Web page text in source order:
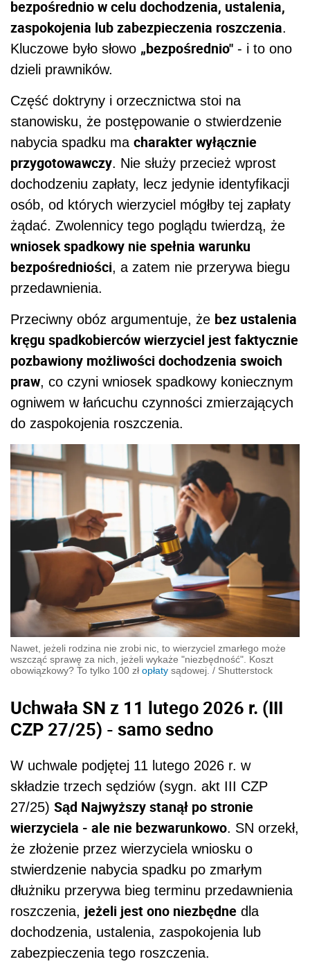
bezpośrednio w celu dochodzenia, ustalenia,
zaspokojenia lub zabezpieczenia roszczenia.
Kluczowe było słowo „bezpośrednio" - i to ono
dzieli prawników.
Część doktryny i orzecznictwa stoi na
stanowisku, że postępowanie o stwierdzenie
nabycia spadku ma charakter wyłącznie
przygotowawczy. Nie służy przecież wprost
dochodzeniu zapłaty, lecz jedynie identyfikacji
osób, od których wierzyciel mógłby tej zapłaty
żądać. Zwolennicy tego poglądu twierdzą, że
wniosek spadkowy nie spełnia warunku
bezpośredniości, a zatem nie przerywa biegu
przedawnienia.
Przeciwny obóz argumentuje, że bez ustalenia
kręgu spadkobierców wierzyciel jest faktycznie
pozbawiony możliwości dochodzenia swoich
praw, co czyni wniosek spadkowy koniecznym
ogniwem w łańcuchu czynności zmierzających
do zaspokojenia roszczenia.
Nawet, jeżeli rodzina nie zrobi nic, to wierzyciel zmarłego może
wszcząć sprawę za nich, jeżeli wykaże "niezbędność". Koszt
obowiązkowy? To tylko 100 zł opłaty sądowej. / Shutterstock
Uchwała SN z 11 lutego 2026 r. (III
CZP 27/25) - samo sedno
W uchwale podjętej 11 lutego 2026 r. w
składzie trzech sędziów (sygn. akt III CZP
27/25) Sąd Najwyższy stanął po stronie
wierzyciela - ale nie bezwarunkowo. SN orzekł,
że złożenie przez wierzyciela wniosku o
stwierdzenie nabycia spadku po zmarłym
dłużniku przerywa bieg terminu przedawnienia
roszczenia, jeżeli jest ono niezbędne dla
dochodzenia, ustalenia, zaspokojenia lub
zabezpieczenia tego roszczenia.